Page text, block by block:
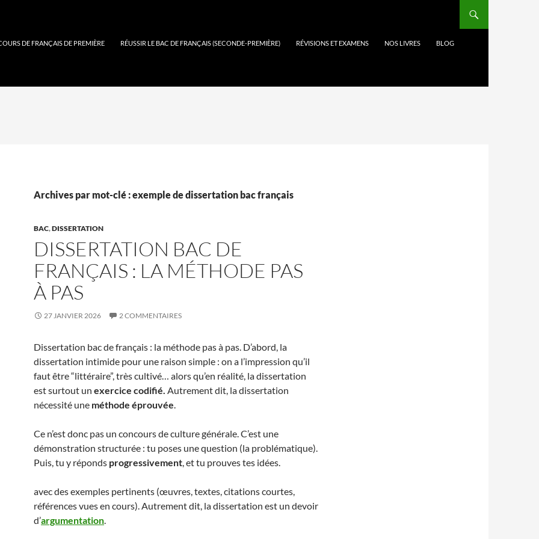
DE FRANÇAIS DE PREMIÈRE RÉUSSIR LE BAC DE FRANÇAIS (SECONDE-PREMIÈRE) RÉVISIONS ET EXAMENS NOS LIVRES BLOG
Archives par mot-clé : exemple de dissertation bac français
BAC,DISSERTATION
DISSERTATION BAC DE
FRANÇAIS : LA MÉTHODE PAS
À PAS
27 JANVIER 2026 2 COMMENTAIRES
Dissertation bac de français : la méthode pas à pas. D’abord, la
dissertation intimide pour une raison simple : on a l’impression qu’il
faut être “littéraire”, très cultivé… alors qu’en réalité, la dissertation
est surtout un exercice codifié. Autrement dit, la dissertation
nécessité une méthode éprouvée.
Ce n’est donc pas un concours de culture générale. C’est une
démonstration structurée : tu poses une question (la problématique).
Puis, tu y réponds progressivement, et tu prouves tes idées.
avec des exemples pertinents (œuvres, textes, citations courtes,
références vues en cours). Autrement dit, la dissertation est un devoir
d’argumentation.